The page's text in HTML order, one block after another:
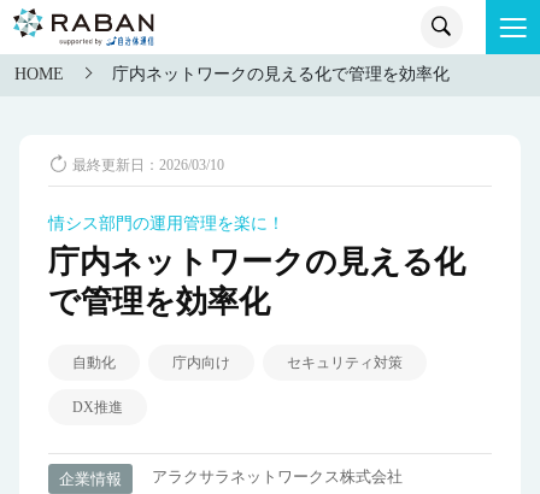
HOME 庁内ネットワークの見える化で管理を効率化
最終更新日：2026/03/10
情シス部門の運用管理を楽に！
庁内ネットワークの見える化
で管理を効率化
自動化 庁内向け セキュリティ対策
DX推進
企業情報 アラクサラネットワークス株式会社